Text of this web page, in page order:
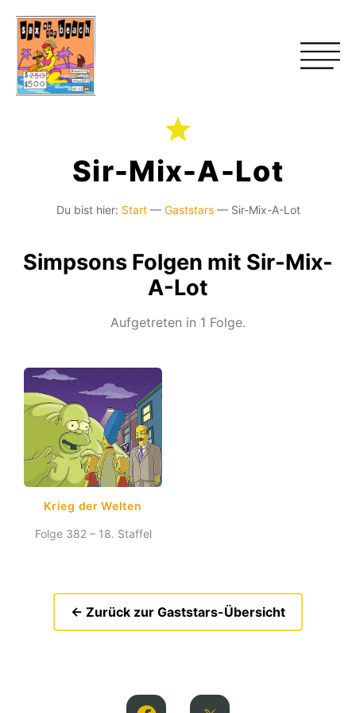
Sir-Mix-A-Lot
Du bist hier: Start— Gaststars— Sir-Mix-A-Lot
Simpsons Folgen mit Sir-Mix-
A-Lot
Aufgetreten in 1 Folge.
Krieg der Welten
Folge 382 – 18. Staffel
← Zurück zur Gaststars-Übersicht